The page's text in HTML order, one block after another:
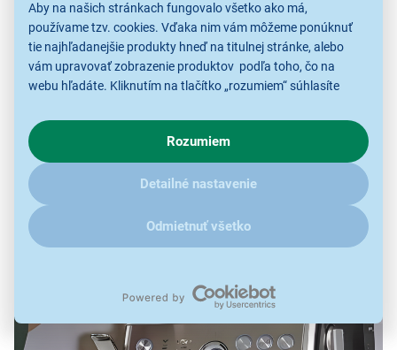
Aby na našich stránkach fungovalo všetko ako má,
používame tzv. cookies. Vďaka nim vám môžeme ponúknuť
tie najhľadanejšie produkty hneď na titulnej stránke, alebo
vám upravovať zobrazenie produktov podľa toho, čo na
webu hľadáte. Kliknutím na tlačítko „rozumiem“ súhlasíte
o chovaní na webe pre zobrazovaní cielených reklám.
V prípade že vás zaujímajú detaily, ako u nás s cookies a
ďalšími údaji pracujeme, kliknitesem.
Rozumiem
Detailné nastavenie
Odmietnuť všetko
Tieto informácie môžete nájsťna obale kávy a často o
nich informujú aj milovníci kávy vo svojich blogoch.
Každému chutí iná káva, a preto môžeteskúšať a
, až kým nenájdete to skutočne najlepšie
espresso.